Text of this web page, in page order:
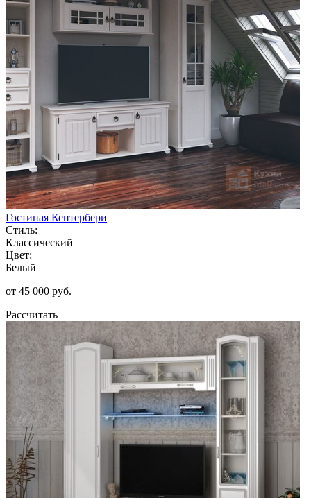
Гостиная Кентербери
Стиль:
Классический
Цвет:
Белый
от 45 000 руб.
Рассчитать